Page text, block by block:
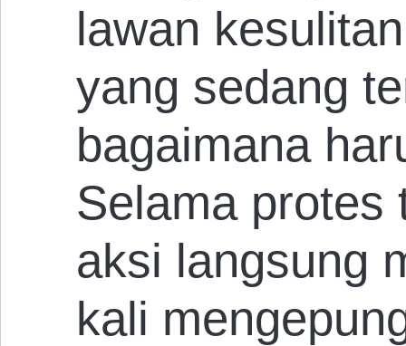
lawan
yang sedang
bagaimana
Selama protes
aksi langsung
kali